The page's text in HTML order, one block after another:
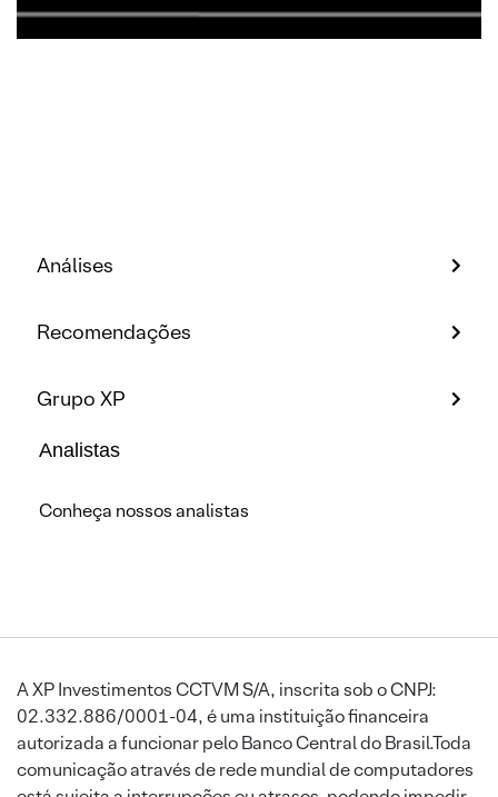
Análises
Recomendações
Grupo XP
Analistas
Conheça nossos analistas
A XP Investimentos CCTVM S/A, inscrita sob o CNPJ:
02.332.886/0001-04, é uma instituição financeira
autorizada a funcionar pelo Banco Central do Brasil.Toda
comunicação através de rede mundial de computadores